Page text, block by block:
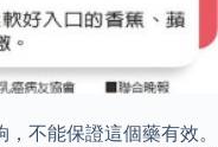
不能保證這個藥有效。